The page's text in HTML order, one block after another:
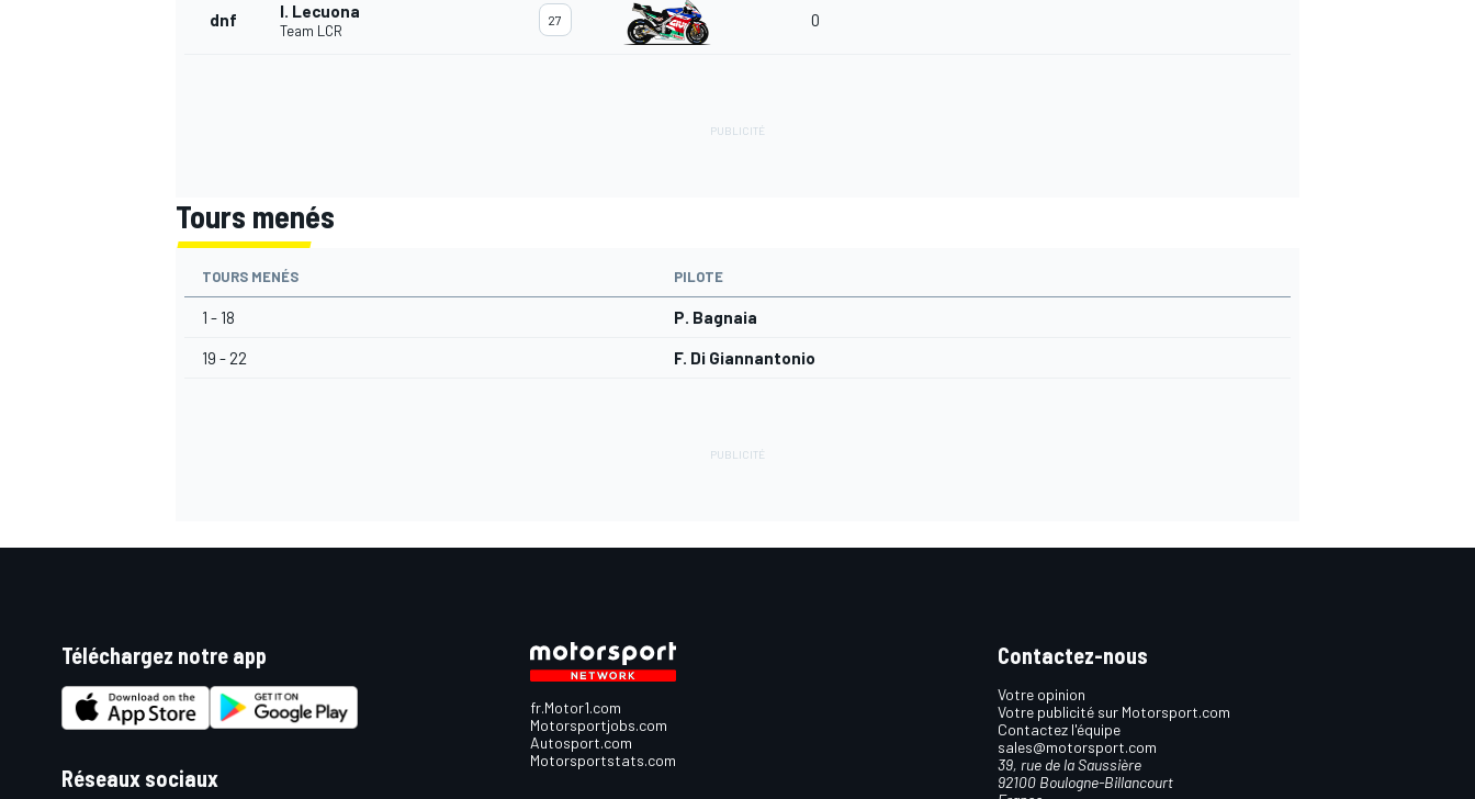
dnf I. Lecuona
Team LCR
27 0
Tours menés
TOURS MENÉS PILOTE
1 - 18 P. Bagnaia
19 - 22 F. Di Giannantonio
Téléchargez notre app
Réseaux sociaux
fr.Motor1.com
Motorsportjobs.com
Autosport.com
Motorsportstats.com
Contactez-nous
Votre opinion
Votre publicité sur Motorsport.com
Contactez l'équipe
sales@motorsport.com
39, rue de la Saussière
92100 Boulogne-Billancourt